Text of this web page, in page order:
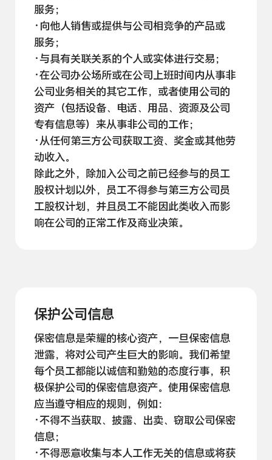
服务；
·向他人销售或提供与公司相竞争的产品或
服务；
·与具有关联关系的个人或实体进行交易；
·在公司办公场所或在公司上班时间内从事非
公司业务相关的其它工作，或者使用公司的
资产（包括设备、电话、用品、资源及公司
专有信息等）来从事非公司的工作；
·从任何第三方公司获取工资、奖金或其他劳
动收入。
除此之外，除加入公司之前已经参与的员工
股权计划以外，员工不得参与第三方公司员
工股权计划，并且员工不能因此类收入而影
响在公司的正常工作及商业决策。
保护公司信息
保密信息是荣耀的核心资产，一旦保密信息
泄露，将对公司产生巨大的影响。我们希望
每个员工都能以诚信和勤勉的态度行事，积
极保护公司的保密信息资产。使用保密信息
应当遵守相应的规则， 例如：
·不得不当获取、披露、出卖、窃取公司保密
信息；
·不得恶意收集与本人工作无关的信息或将获